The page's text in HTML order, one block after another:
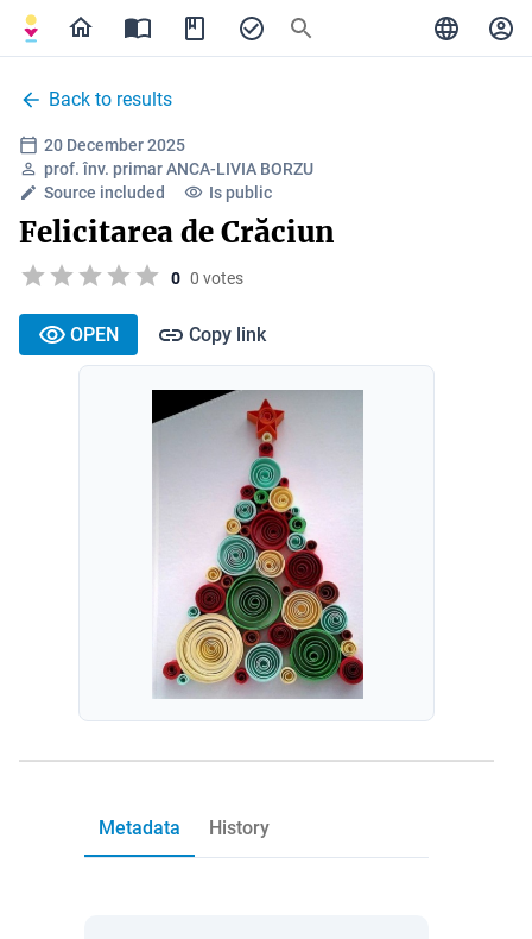
Back to results
20 December 2025
prof. înv. primar ANCA-LIVIA BORZU
Source included
Is public
Felicitarea de Crăciun
0 0 votes
OPEN Copy link
Metadata History